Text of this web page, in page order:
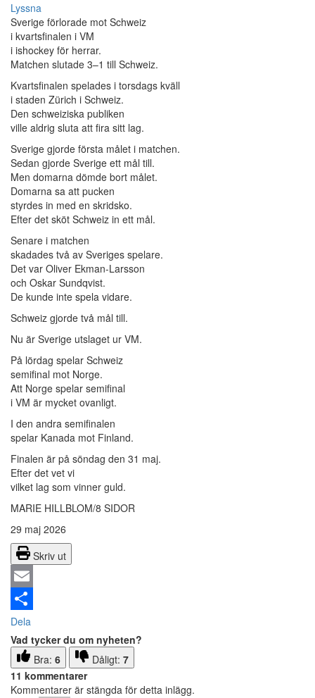
Lyssna
Sverige förlorade mot Schweiz
i kvartsfinalen i VM
i ishockey för herrar.
Matchen slutade 3–1 till Schweiz.
Kvartsfinalen spelades i torsdags kväll
i staden Zürich i Schweiz.
Den schweiziska publiken
ville aldrig sluta att fira sitt lag.
Sverige gjorde första målet i matchen.
Sedan gjorde Sverige ett mål till.
Men domarna dömde bort målet.
Domarna sa att pucken
styrdes in med en skridsko.
Efter det sköt Schweiz in ett mål.
Senare i matchen
skadades två av Sveriges spelare.
Det var Oliver Ekman-Larsson
och Oskar Sundqvist.
De kunde inte spela vidare.
Schweiz gjorde två mål till.
Nu är Sverige utslaget ur VM.
På lördag spelar Schweiz
semifinal mot Norge.
Att Norge spelar semifinal
i VM är mycket ovanligt.
I den andra semifinalen
spelar Kanada mot Finland.
Finalen är på söndag den 31 maj.
Efter det vet vi
vilket lag som vinner guld.
MARIE HILLBLOM/8 SIDOR
29 maj 2026
Skriv ut
Email
Dela
Vad tycker du om nyheten?
Bra: 6 Dåligt: 7
11 kommentarer
Kommentarer är stängda för detta inlägg.